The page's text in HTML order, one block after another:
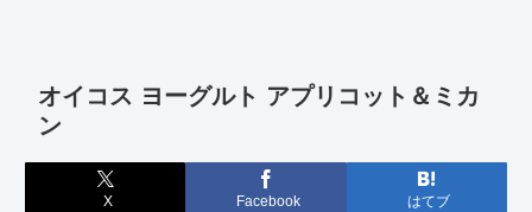
オイコス ヨーグルト アプリコット＆ミカ
ン
X Facebook はてブ